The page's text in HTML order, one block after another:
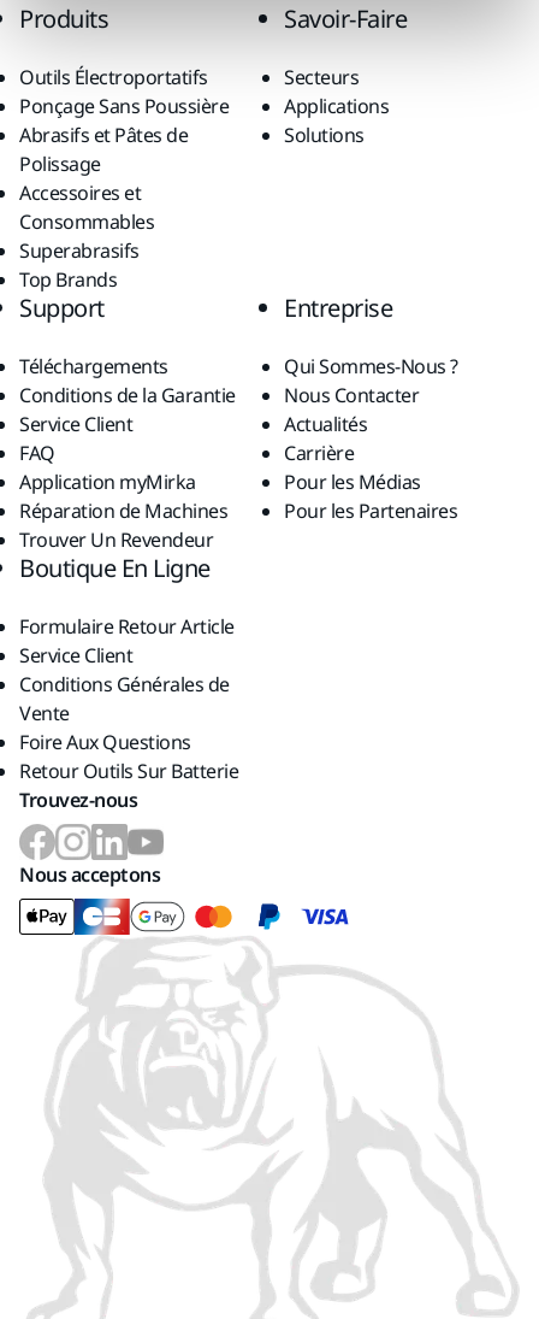
Produits
Outils Électroportatifs
Ponçage Sans Poussière
Abrasifs et Pâtes de
Polissage
Accessoires et
Consommables
Superabrasifs
Top Brands
Savoir-Faire
Secteurs
Applications
Solutions
Support
Téléchargements
Conditions de la Garantie
Service Client
FAQ
Application myMirka
Réparation de Machines
Trouver Un Revendeur
Entreprise
Qui Sommes-Nous ?
Nous Contacter
Actualités
Carrière
Pour les Médias
Pour les Partenaires
Boutique En Ligne
Formulaire Retour Article
Service Client
Conditions Générales de
Vente
Foire Aux Questions
Retour Outils Sur Batterie
Trouvez-nous
Nous acceptons